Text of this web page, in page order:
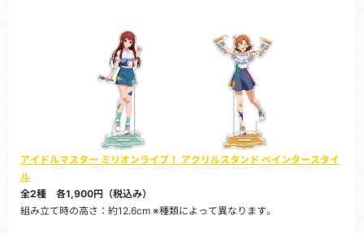
アイドルマスター ミリオンライブ！ アクリルスタンド ペインタースタイ
ル
全2種 各1,900円（税込み）
組み立て時の高さ：約12.6cm ※種類によって異なります。